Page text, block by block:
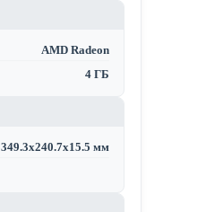
AMD Radeon
4 ГБ
349.3x240.7x15.5 мм